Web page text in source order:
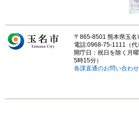
〒865-8501 熊本県玉名
電話:0968-75-1111（代
開庁日：祝日を除く月
5時15分）
各課直通のお問い合わ